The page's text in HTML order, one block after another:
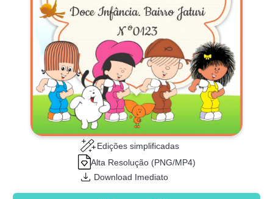
Edições simplificadas
Alta Resolução (PNG/MP4)
Download Imediato